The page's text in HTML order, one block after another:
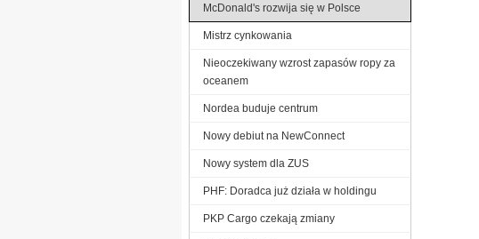
McDonald's rozwija się w Polsce
Mistrz cynkowania
Nieoczekiwany wzrost zapasów ropy za
oceanem
Nordea buduje centrum
Nowy debiut na NewConnect
Nowy system dla ZUS
PHF: Doradca już działa w holdingu
PKP Cargo czekają zmiany